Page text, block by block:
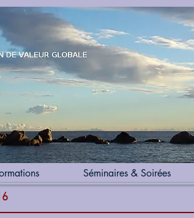
Séminaires & Soirées